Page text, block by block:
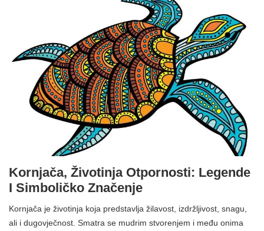
Kornjača, Životinja Otpornosti: Legende
I Simboličko Značenje
Kornjača je životinja koja predstavlja žilavost, izdržljivost, snagu,
ali i dugovječnost. Smatra se mudrim stvorenjem i među onima